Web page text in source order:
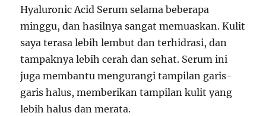
Hyaluronic Acid Serum selama beberapa
minggu, dan hasilnya sangat memuaskan. Kulit
saya terasa lebih lembut dan terhidrasi, dan
tampaknya lebih cerah dan sehat. Serum ini
juga membantu mengurangi tampilan garis-
garis halus, memberikan tampilan kulit yang
lebih halus dan merata.